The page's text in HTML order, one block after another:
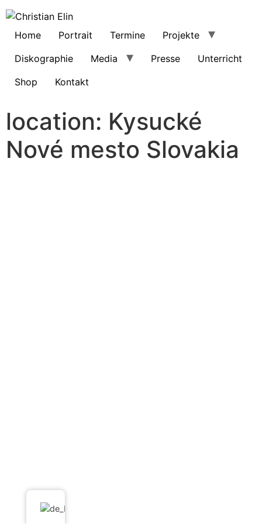
Home Portrait Termine
Projekte
Diskographie
Media Presse
Unterricht
Shop
Kontakt
location: Kysucké
Nové mesto Slovakia